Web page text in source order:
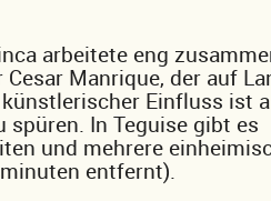
arbeitete eng
Manrique, der auf
Einfluss ist
spüren. In Teguise gibt es
und mehrere
entfernt).